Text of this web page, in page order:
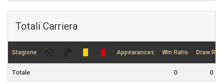
Totali Carriera
Stagione Appearances Win Ratio Draw
Totale 0 0